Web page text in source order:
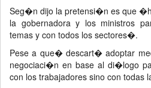
Seg�n dijo la pretensi�n es que
la gobernadora y los ministros
temas y con todos los sectores�.
Pese a que� descart� adoptar
negociaci�n en base al di�logo
con los trabajadores sino con todas